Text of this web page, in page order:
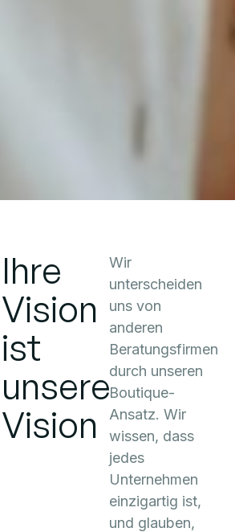
Ihre
Vision
ist
unsere
Vision
Wir
unterscheiden
uns von
anderen
Beratungsfirmen
durch unseren
Boutique-
Ansatz. Wir
wissen, dass
jedes
Unternehmen
einzigartig ist,
und glauben,